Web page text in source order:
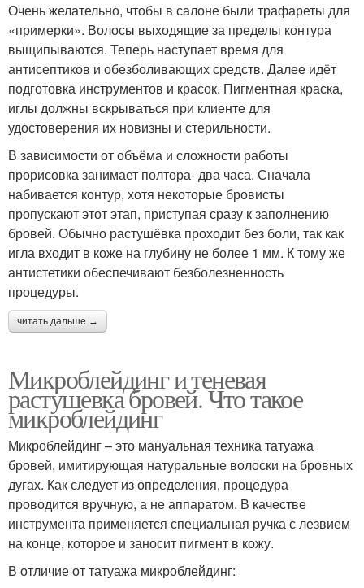
Очень желательно, чтобы в салоне были трафареты для
«примерки». Волосы выходящие за пределы контура
выщипываются. Теперь наступает время для
антисептиков и обезболивающих средств. Далее идёт
подготовка инструментов и красок. Пигментная краска,
иглы должны вскрываться при клиенте для
удостоверения их новизны и стерильности.
В зависимости от объёма и сложности работы
прорисовка занимает полтора- два часа. Сначала
набивается контур, хотя некоторые бровисты
пропускают этот этап, приступая сразу к заполнению
бровей. Обычно растушёвка проходит без боли, так как
игла входит в коже на глубину не более 1 мм. К тому же
антистетики обеспечивают безболезненность
процедуры.
читать дальше →
Микроблейдинг и теневая
растушевка бровей. Что такое
микроблейдинг
Микроблейдинг – это мануальная техника татуажа
бровей, имитирующая натуральные волоски на бровных
дугах. Как следует из определения, процедура
проводится вручную, а не аппаратом. В качестве
инструмента применяется специальная ручка с лезвием
на конце, которое и заносит пигмент в кожу.
В отличие от татуажа микроблейдинг: